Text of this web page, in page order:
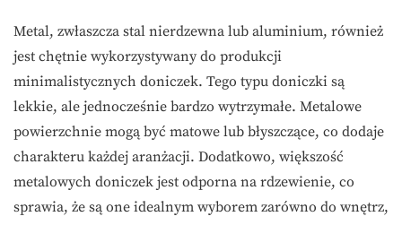
Metal, zwłaszcza stal nierdzewna lub aluminium, również
jest chętnie wykorzystywany do produkcji
minimalistycznych doniczek. Tego typu doniczki są
lekkie, ale jednocześnie bardzo wytrzymałe. Metalowe
powierzchnie mogą być matowe lub błyszczące, co dodaje
charakteru każdej aranżacji. Dodatkowo, większość
metalowych doniczek jest odporna na rdzewienie, co
sprawia, że są one idealnym wyborem zarówno do wnętrz,